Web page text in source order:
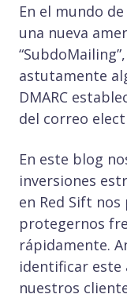
En el mundo
una nueva
astutamente
DMARC
del correo
En este blog
inversiones
en Red Sift
protegernos
rápidamente.
identificar este
nuestros